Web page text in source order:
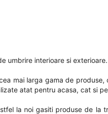
umbrire interioare si exterioare.
mai larga gama de
atat pentru acasa, cat si
la noi gasiti produse de la